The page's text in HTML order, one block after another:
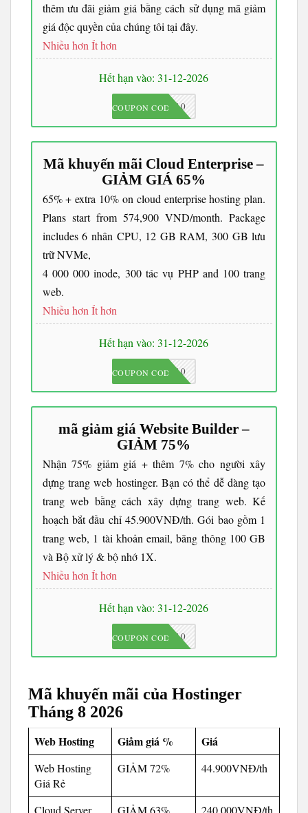
thêm ưu đãi giảm giá bằng cách sử dụng mã giảm
giá độc quyền của chúng tôi tại đây.
Nhiều hơn Ít hơn
Hết hạn vào: 31-12-2026
JKC10
COUPON CODE
Mã khuyến mãi Cloud Enterprise –
GIẢM GIÁ 65%
65% + extra 10% on cloud enterprise hosting plan.
Plans start from 574,900 VND/month. Package
includes 6 nhân CPU, 12 GB RAM, 300 GB lưu
trữ NVMe,
4 000 000 inode, 300 tác vụ PHP and 100 trang
web.
Nhiều hơn Ít hơn
Hết hạn vào: 31-12-2026
JKC10
COUPON CODE
mã giảm giá Website Builder –
GIẢM 75%
Nhận 75% giảm giá + thêm 7% cho người xây
dựng trang web hostinger. Bạn có thể dễ dàng tạo
trang web bằng cách xây dựng trang web. Kế
hoạch bắt đầu chỉ 45.900VNĐ/th. Gói bao gồm 1
trang web, 1 tài khoản email, băng thông 100 GB
và Bộ xử lý & bộ nhớ 1X.
Nhiều hơn Ít hơn
Hết hạn vào: 31-12-2026
JKC10
COUPON CODE
Mã khuyến mãi của Hostinger
Tháng 8 2026
Web Hosting Giảm giá % Giá
Web Hosting
Giá Rẻ
GIẢM 72% 44.900VNĐ/th
Cloud Server GIẢM 63% 240.000VNĐ/th